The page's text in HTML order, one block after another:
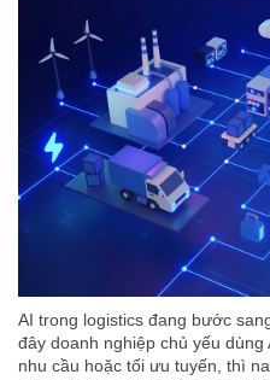
AI trong logistics đang bước
đây doanh nghiệp chủ yếu
nhu cầu hoặc tối ưu tuyến, thì